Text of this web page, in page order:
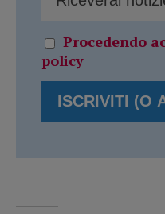
Procedendo
policy